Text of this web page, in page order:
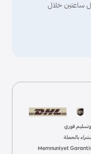
ساعتين خلال
فوري
بالجملة